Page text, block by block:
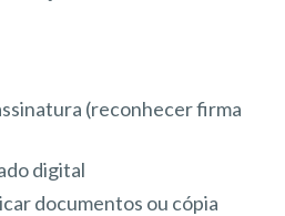
(reconhecer firma
digital
documentos ou cópia